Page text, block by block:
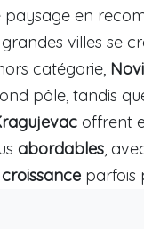
paysage en
villes se
catégorie,
pôle, tandis
offrent
abordables,
croissance parfois